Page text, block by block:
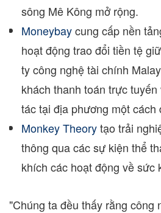
sông Mê Kông mở rộng.
Moneybaycung cấp nền
hoạt động trao đổi tiền tệ
ty công nghệ tài chính
khách thanh toán trực
tác tại địa phương một cách
Monkey Theorytạo trải
thông qua các sự kiện thể
khích các hoạt động về sức
"Chúng ta đều thấy rằng công